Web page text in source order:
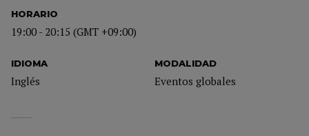
HORARIO
19:00 - 20:15 (GMT +09:00)
IDIOMA
Inglés
MODALIDAD
Eventos globales